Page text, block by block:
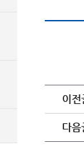
이전
다음